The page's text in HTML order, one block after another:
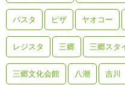
パスタ ピザ ヤオコー
レジスタ 三郷 三郷スタ
三郷文化会館 八潮 吉川